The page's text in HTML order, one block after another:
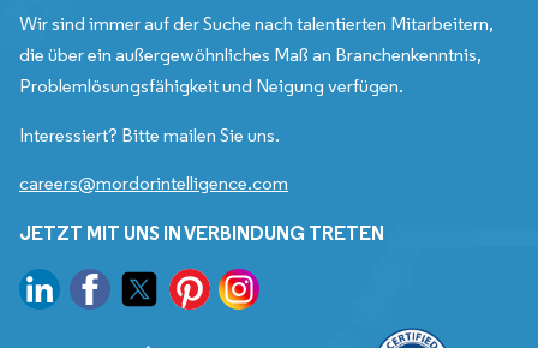
Wir sind immer auf der Suche nach talentierten Mitarbeitern,
die über ein außergewöhnliches Maß an Branchenkenntnis,
Problemlösungsfähigkeit und Neigung verfügen.
Interessiert? Bitte mailen Sie uns.
careers@mordorintelligence.com
JETZT MIT UNS IN VERBINDUNG TRETEN